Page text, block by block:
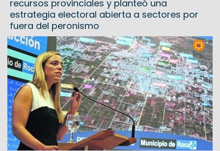
recursos provinciales y planteó una
estrategia electoral abierta a sectores por
fuera del peronismo